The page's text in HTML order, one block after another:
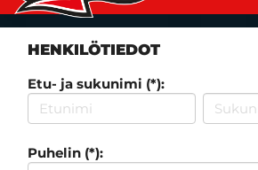
HENKILÖTIEDOT
Etu- ja sukunimi (*):
Puhelin (*):